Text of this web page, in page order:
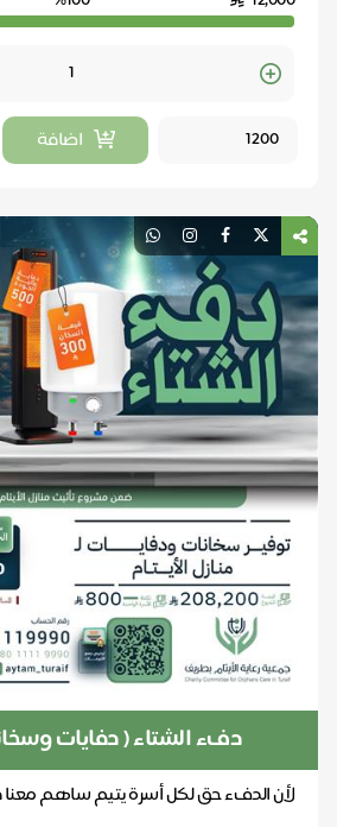
Quantity
اضافة
دفء الشتاء ( دفايات
لأن الدفء حق لكل أسرة يتيم ساهم معنا